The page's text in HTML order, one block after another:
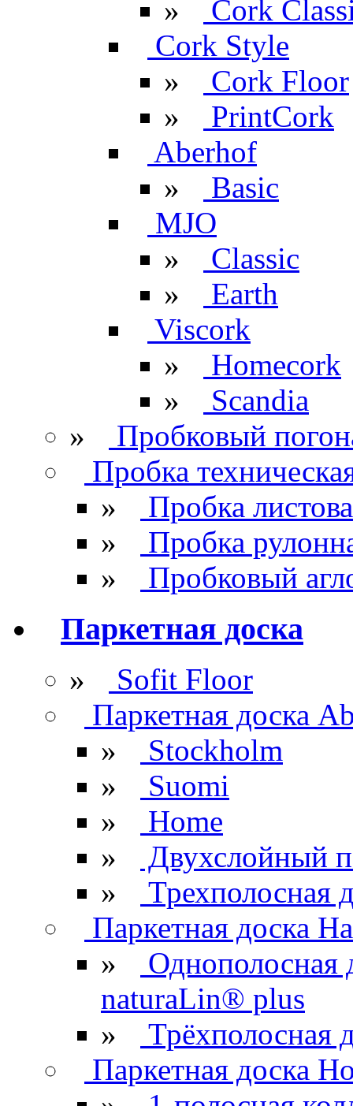
»
Cork
Cork Style
»
Cork Floor
»
PrintCork
Aberhof
»
Basic
MJO
»
Classic
»
Earth
Viscork
»
Homecork
»
Scandia
»
Пробковый
Пробка
»
Пробка
»
Пробка
»
Пробковый
Паркетная доска
»
Sofit Floor
Паркетная доска
»
Stockholm
»
Suomi
»
Home
»
Двухслойный
»
Трехполосная
Паркетная доска
»
Однополосная
naturaLin® plus
»
Трёхполосная
Паркетная доска